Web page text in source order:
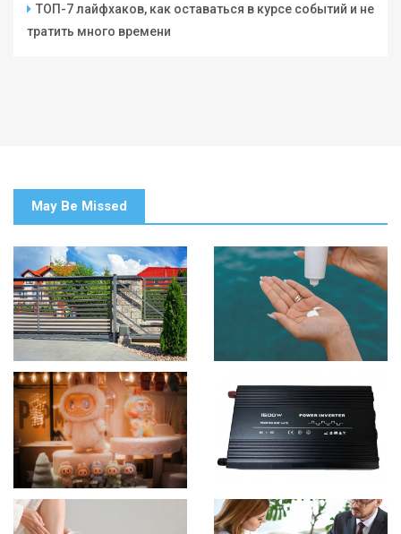
ТОП-7 лайфхаков, как оставаться в курсе событий и не
тратить много времени
May Be Missed